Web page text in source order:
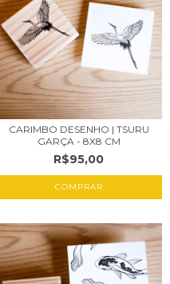
CARIMBO DESENHO | TSURU
GARÇA - 8X8 CM
R$95,00